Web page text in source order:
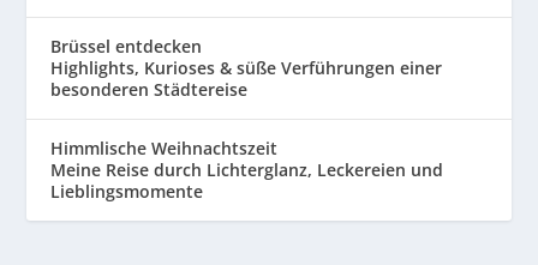
Brüssel entdecken
Highlights, Kurioses & süße Verführungen einer
besonderen Städtereise
Himmlische Weihnachtszeit
Meine Reise durch Lichterglanz, Leckereien und
Lieblingsmomente